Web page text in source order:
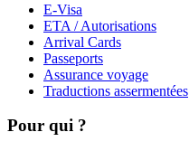
E-Visa
ETA / Autorisations
Arrival Cards
Passeports
Assurance voyage
Traductions assermentées
Pour qui ?